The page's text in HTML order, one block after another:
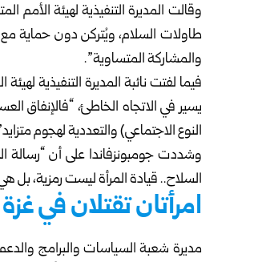
وقالت المديرة التنفيذية لهيئة الأمم
طاولات السلام، ويُتركن دون حماية مع
والمشاركة المتساوية”.
فيما لفتت نائبة المديرة التنفيذية لهيئة
يسير في الاتجاه الخاطئ، “فالإنفاق
النوع الاجتماعي) والتعددية لهجوم
وشددت جومبونزفاندا على أن “رسالة
السلاح.. قيادة المرأة ليست رمزية، بل
امرأتان تقتلان في
مديرة شعبة السياسات والبرامج